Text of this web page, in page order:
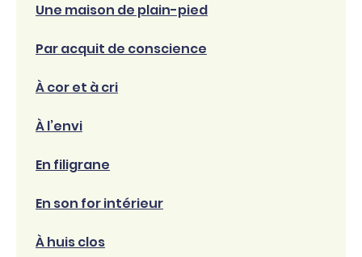
Une maison de plain-pied
Par acquit de conscience
À cor et à cri
À l’envi
En filigrane
En son for intérieur
À huis clos